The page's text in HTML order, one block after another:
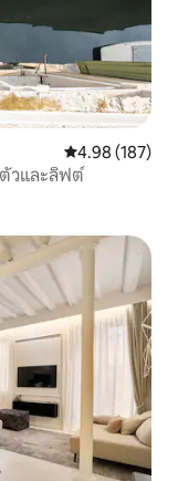
คะแนนเฉลี่ย
4.98 (187)
วและลิฟต์